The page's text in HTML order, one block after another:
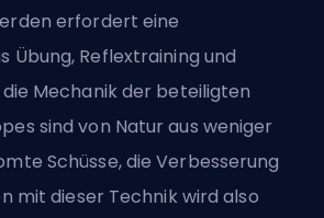
erfordert eine
Übung, Reflextraining und
Mechanik der beteiligten
sind von Natur aus weniger
Schüsse, die Verbesserung
mit dieser Technik wird also